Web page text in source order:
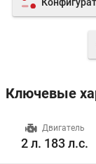
Ключевые
Двигатель
2 л. 183 л.с.